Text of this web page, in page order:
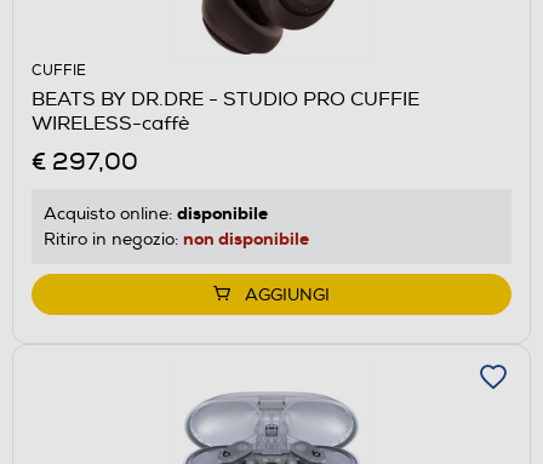
CUFFIE
BEATS BY DR.DRE - STUDIO PRO CUFFIE
WIRELESS-caffè
€ 297,00
Acquisto online: disponibile
Ritiro in negozio: non disponibile
AGGIUNGI